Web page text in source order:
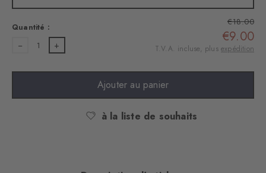
Quantité :
1
€18.00
€9.00
T.V.A. incluse, plus expédition
Ajouter au panier
à la liste de souhaits